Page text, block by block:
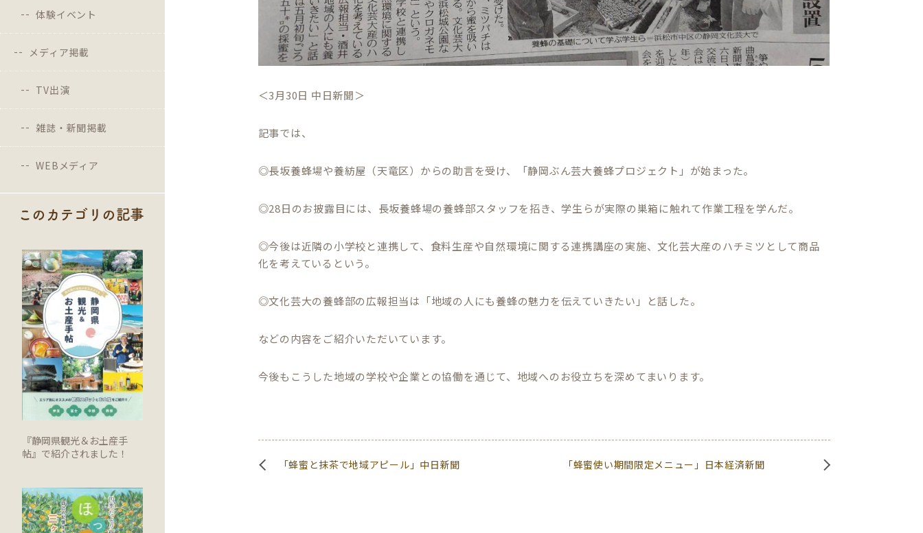
体験イベント
メディア掲載
TV出演
雑誌・新聞掲載
WEBメディア
このカテゴリの記事
『静岡県観光＆お土産手
帖』で紹介されました！
＜3月30日 中日新聞＞
記事では、
◎長坂養蜂場や養紡屋（天竜区）からの助言を受け、「静岡ぶん芸大養蜂プロジェクト」が始まった。
◎28日のお披露目には、長坂養蜂場の養蜂部スタッフを招き、学生らが実際の巣箱に触れて作業工程を学んだ。
◎今後は近隣の小学校と連携して、食料生産や自然環境に関する連携講座の実施、文化芸大産のハチミツとして商品
化を考えているという。
◎文化芸大の養蜂部の広報担当は「地域の人にも養蜂の魅力を伝えていきたい」と話した。
などの内容をご紹介いただいています。
今後もこうした地域の学校や企業との協働を通じて、地域へのお役立ちを深めてまいります。
「蜂蜜と抹茶で地域アピール」中日新聞 「蜂蜜使い期間限定メニュー」日本経済新聞